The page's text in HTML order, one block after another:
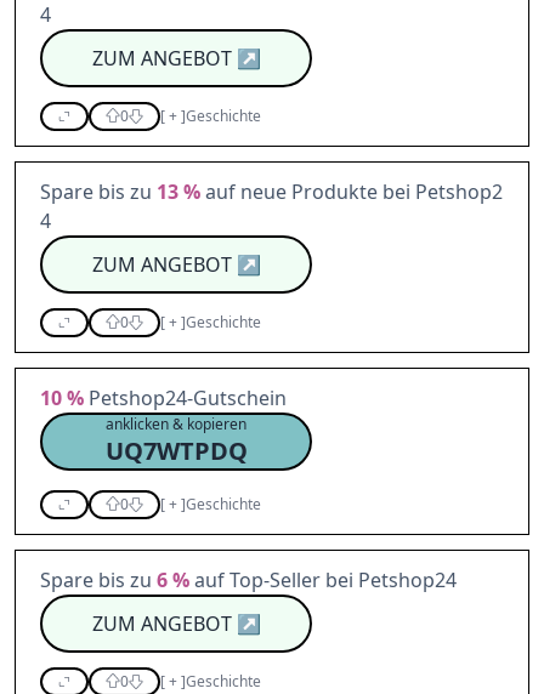
4
ZUM ANGEBOT↗
0 [+]Geschichte
Spare bis zu 13 %auf neue Produkte bei Petshop2
4
ZUM ANGEBOT↗
0 [+]Geschichte
10 % Petshop24-Gutschein
anklicken & kopieren
UQ7WTPDQ
0 [+]Geschichte
Spare bis zu 6 %auf Top-Seller bei Petshop24
ZUM ANGEBOT↗
0 [+]Geschichte